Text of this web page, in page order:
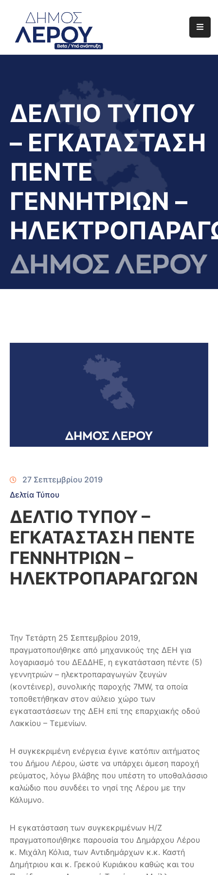
Αρχική
Διαφάνεια
Το
Μας
ΔΕΛΤΙΟ ΤΥΠΟΥ
– ΕΓΚΑΤΑΣΤΑΣΗ
ΠΕΝΤΕ
ΓΕΝΝΗΤΡΙΩΝ –
27 Σεπτεμβρίου 2019
Δελτία Τύπου
ΔΕΛΤΙΟ ΤΥΠΟΥ –
ΕΓΚΑΤΑΣΤΑΣΗ ΠΕΝΤΕ
ΓΕΝΝΗΤΡΙΩΝ –
ΗΛΕΚΤΡΟΠΑΡΑΓΩΓΩΝ
Την Τετάρτη 25 Σεπτεμβρίου 2019,
πραγματοποιήθηκε από μηχανικούς της ΔΕΗ για
λογαριασμό του ΔΕΔΔΗΕ, η εγκατάσταση πέντε (5)
γεννητριών – ηλεκτροπαραγωγών ζευγών
(κοντέινερ), συνολικής παροχής 7MW, τα οποία
τοποθετήθηκαν στον αύλειο χώρο των
εγκαταστάσεων της ΔΕΗ επί της επαρχιακής οδού
Λακκίου – Τεμενίων.
Η συγκεκριμένη ενέργεια έγινε κατόπιν αιτήματος
του Δήμου Λέρου, ώστε να υπάρχει άμεση παροχή
ρεύματος, λόγω βλάβης που υπέστη το υποθαλάσσιο
καλώδιο που συνδέει το νησί της Λέρου με την
Κάλυμνο.
Η εγκατάσταση των συγκεκριμένων Η/Ζ
πραγματοποιήθηκε παρουσία του Δημάρχου Λέρου
κ. Μιχάλη Κόλια, των Αντιδημάρχων κ.κ. Καστή
Δημήτριου και κ. Γρεκού Κυριάκου καθώς και του